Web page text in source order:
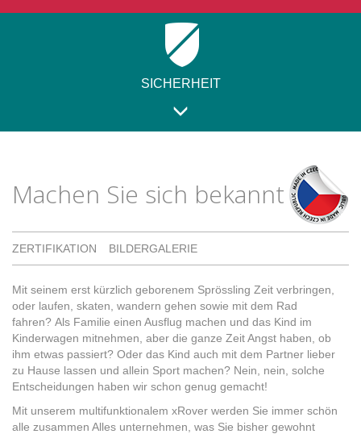
SICHERHEIT
Machen Sie sich bekannt
ZERTIFIKATION BILDERGALERIE
Mit seinem erst kürzlich geborenem Sprössling Zeit verbringen,
oder laufen, skaten, wandern gehen sowie mit dem Rad
fahren? Als Familie einen Ausflug machen und das Kind im
Kinderwagen mitnehmen, aber die ganze Zeit Angst haben, ob
ihm etwas passiert? Oder das Kind auch mit dem Partner lieber
zu Hause lassen und allein Sport machen? Nein, nein, solche
Entscheidungen haben wir schon genug gemacht!
Mit unserem multifunktionalem xRover werden Sie immer schön
alle zusammen Alles unternehmen, was Sie bisher gewohnt